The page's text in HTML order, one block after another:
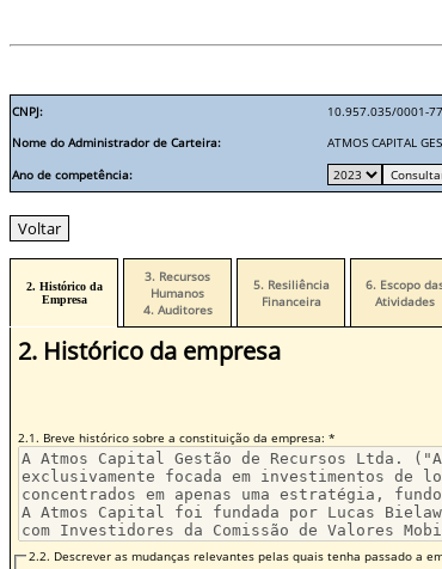
CNPJ:
10.957.035/0001-77
Nome do Administrador de Carteira:
ATMOS CAPITAL
Ano de competência:
2. Histórico da
Empresa
3. Recursos
Humanos
4. Auditores
5. Resiliência
Financeira
6. Escopo
Atividades
2. Histórico da empresa
2.1. Breve histórico sobre a constituição da empresa: *
2.2. Descrever as mudanças relevantes pelas quais tenha passado a